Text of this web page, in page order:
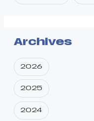
Archives
2026
2025
2024